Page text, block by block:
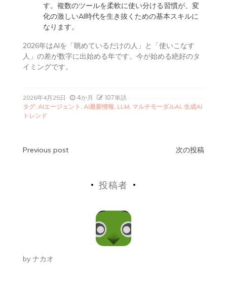
す。複数のツールを柔軟に使い分ける習慣が、変
化の激しいAI時代を生き抜くための基本スキルに
なります。
2026年はAIを「眺めているだけの人」と「使いこなす
人」の差が数字に出始める年です。今が始める絶好のタ
イミングです。
2026年4月25日 4か月 107単語
タグ: AIエージェント , AI最新情報, LLM, マルチモーダルAI, 生成AI
トレンド
投
シ
Previous post 次の投稿
投稿者
by ナカオ